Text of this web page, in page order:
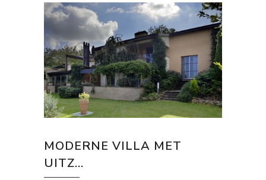
MODERNE VILLA MET
UITZ...